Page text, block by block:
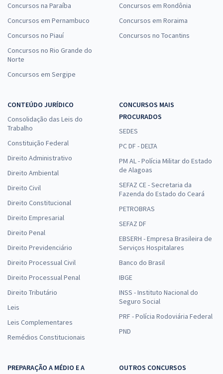
Concursos na Paraíba
Concursos em Pernambuco
Concursos no Piauí
Concursos no Rio Grande do
Norte
Concursos em Sergipe
Concursos em Rondônia
Concursos em Roraima
Concursos no Tocantins
CONTEÚDO JURÍDICO
Consolidação das Leis do
Trabalho
Constituição Federal
Direito Administrativo
Direito Ambiental
Direito Civil
Direito Constitucional
Direito Empresarial
Direito Penal
Direito Previdenciário
Direito Processual Civil
Direito Processual Penal
Direito Tributário
Leis
Leis Complementares
Remédios Constitucionais
CONCURSOS MAIS
PROCURADOS
SEDES
PC DF - DELTA
PM AL - Polícia Militar do Estado
de Alagoas
SEFAZ CE - Secretaria da
Fazenda do Estado do Ceará
PETROBRAS
SEFAZ DF
EBSERH - Empresa Brasileira de
Serviços Hospitalares
Banco do Brasil
IBGE
INSS - Instituto Nacional do
Seguro Social
PRF - Polícia Rodoviária Federal
PND
PREPARAÇÃO A MÉDIO E A
OUTROS CONCURSOS